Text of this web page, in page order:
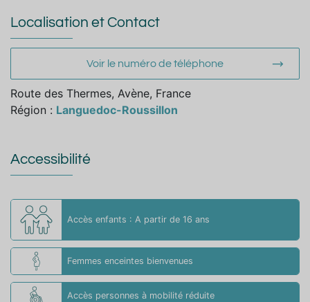
Localisation et Contact
Voir le numéro de téléphone
Route des Thermes, Avène, France
Région : Languedoc-Roussillon
Accessibilité
Accès enfants : A partir de 16 ans
Femmes enceintes bienvenues
Accès personnes à mobilité réduite